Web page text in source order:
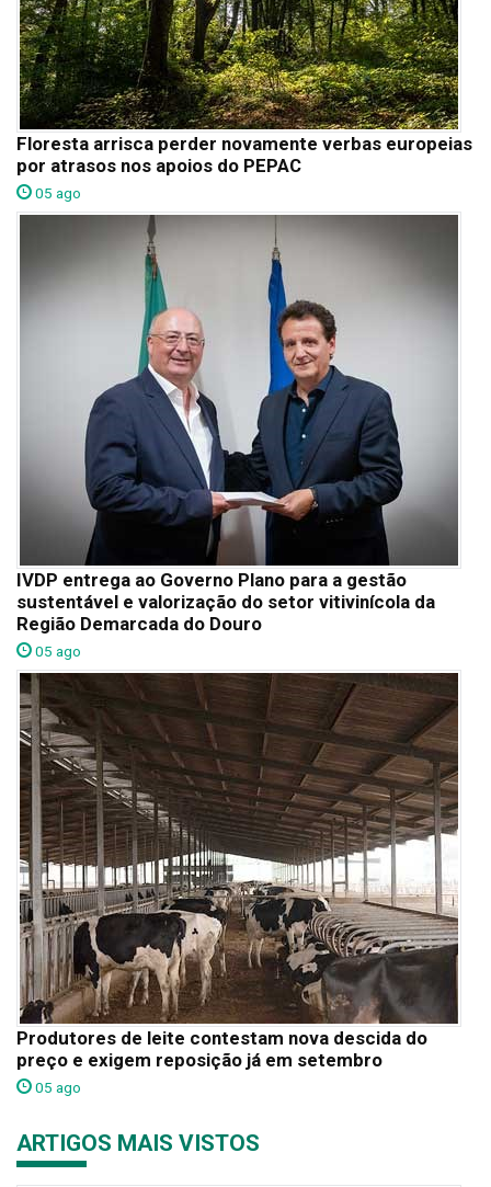
Floresta arrisca perder novamente verbas europeias
por atrasos nos apoios do PEPAC
05 ago
IVDP entrega ao Governo Plano para a gestão
sustentável e valorização do setor vitivinícola da
Região Demarcada do Douro
05 ago
Produtores de leite contestam nova descida do
preço e exigem reposição já em setembro
05 ago
ARTIGOS MAIS VISTOS